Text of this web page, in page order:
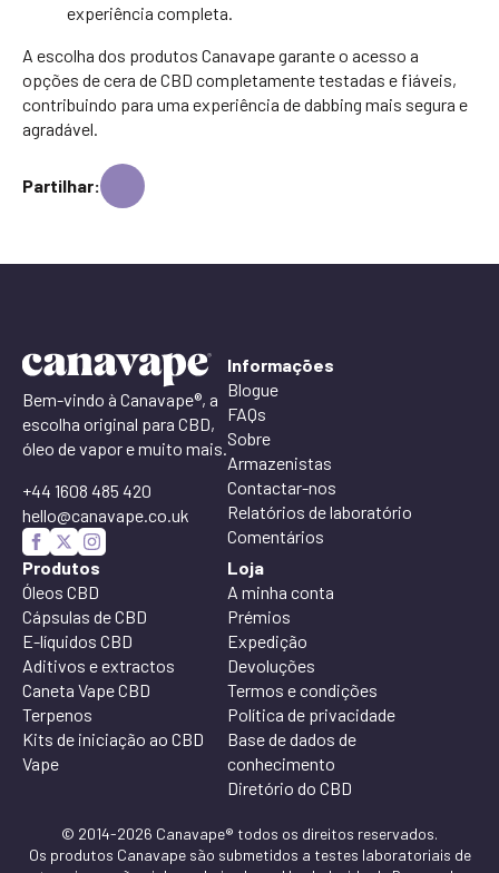
experiência completa.
A escolha dos produtos Canavape garante o acesso a
opções de cera de CBD completamente testadas e fiáveis,
contribuindo para uma experiência de dabbing mais segura e
agradável.
Partilhar:
Bem-vindo à Canavape®, a
escolha original para CBD,
óleo de vapor e muito mais.
+44 1608 485 420
hello@canavape.co.uk
Informações
Blogue
FAQs
Sobre
Armazenistas
Contactar-nos
Relatórios de laboratório
Comentários
Produtos
Óleos CBD
Cápsulas de CBD
E-líquidos CBD
Aditivos e extractos
Caneta Vape CBD
Terpenos
Kits de iniciação ao CBD
Vape
Loja
A minha conta
Prémios
Expedição
Devoluções
Termos e condições
Política de privacidade
Base de dados de
conhecimento
Diretório do CBD
© 2014-2026 Canavape® todos os direitos reservados.
Os produtos Canavape são submetidos a testes laboratoriais de